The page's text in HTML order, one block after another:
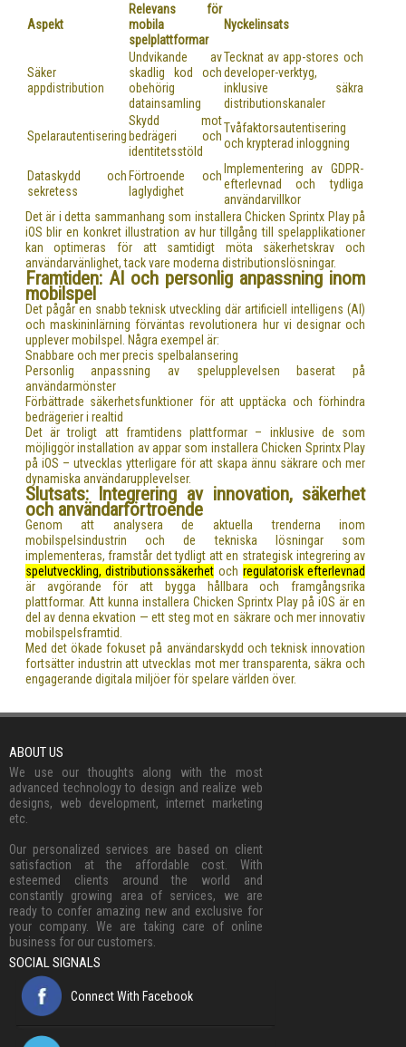
Aspekt
Relevans för
mobila
spelplattformar
Nyckelinsats
Säker
appdistribution
Undvikande av
skadlig kod och
obehörig
datainsamling
Tecknat av app-stores och
developer-verktyg,
inklusive säkra
distributionskanaler
Spelarautentisering
Skydd mot
bedrägeri och
identitetsstöld
Tvåfaktorsautentisering
och krypterad inloggning
Dataskydd och
sekretess
Förtroende och
laglydighet
Implementering av GDPR-
efterlevnad och tydliga
användarvillkor
Det är i detta sammanhang som installera Chicken Sprintx Play på
iOS blir en konkret illustration av hur tillgång till spelapplikationer
kan optimeras för att samtidigt möta säkerhetskrav och
användarvänlighet, tack vare moderna distributionslösningar.
Framtiden: AI och personlig anpassning inom
mobilspel
Det pågår en snabb teknisk utveckling där artificiell intelligens (AI)
och maskininlärning förväntas revolutionera hur vi designar och
upplever mobilspel. Några exempel är:
Snabbare och mer precis spelbalansering
Personlig anpassning av spelupplevelsen baserat på
användarmönster
Förbättrade säkerhetsfunktioner för att upptäcka och förhindra
bedrägerier i realtid
Det är troligt att framtidens plattformar – inklusive de som
möjliggör installation av appar som installera Chicken Sprintx Play
på iOS – utvecklas ytterligare för att skapa ännu säkrare och mer
dynamiska användarupplevelser.
Slutsats: Integrering av innovation, säkerhet
och användarförtroende
Genom att analysera de aktuella trenderna inom
mobilspelsindustrin och de tekniska lösningar som
implementeras, framstår det tydligt att en strategisk integrering av
spelutveckling, distributionssäkerhet och regulatorisk efterlevnad
är avgörande för att bygga hållbara och framgångsrika
plattformar. Att kunna installera Chicken Sprintx Play på iOS är en
del av denna ekvation — ett steg mot en säkrare och mer innovativ
mobilspelsframtid.
Med det ökade fokuset på användarskydd och teknisk innovation
fortsätter industrin att utvecklas mot mer transparenta, säkra och
engagerande digitala miljöer för spelare världen över.
ABOUT US
We use our thoughts along with the most
advanced technology to design and realize web
designs, web development, internet marketing
etc.
Our personalized services are based on client
satisfaction at the affordable cost. With
esteemed clients around the world and
constantly growing area of services, we are
ready to confer amazing new and exclusive for
your company. We are taking care of online
business for our customers.
SOCIAL SIGNALS
Connect With Facebook